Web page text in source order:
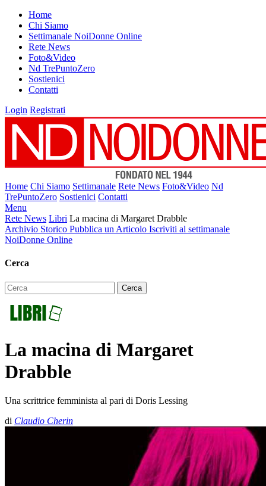
Home
Chi Siamo
Settimanale NoiDonne Online
Rete News
Foto&Video
Nd TrePuntoZero
Sostienici
Contatti
Login Registrati
Home Chi Siamo Settimanale Rete News Foto&Video Nd
TrePuntoZero Sostienici Contatti
Menu
Rete News Libri La macina di Margaret Drabble
Archivio Storico Pubblica un Articolo Iscriviti al settimanale
NoiDonne Online
Cerca
La macina di Margaret
Drabble
Una scrittrice femminista al pari di Doris Lessing
di Claudio Cherin